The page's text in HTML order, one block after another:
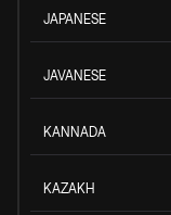
JAPANESE
JAVANESE
KANNADA
KAZAKH